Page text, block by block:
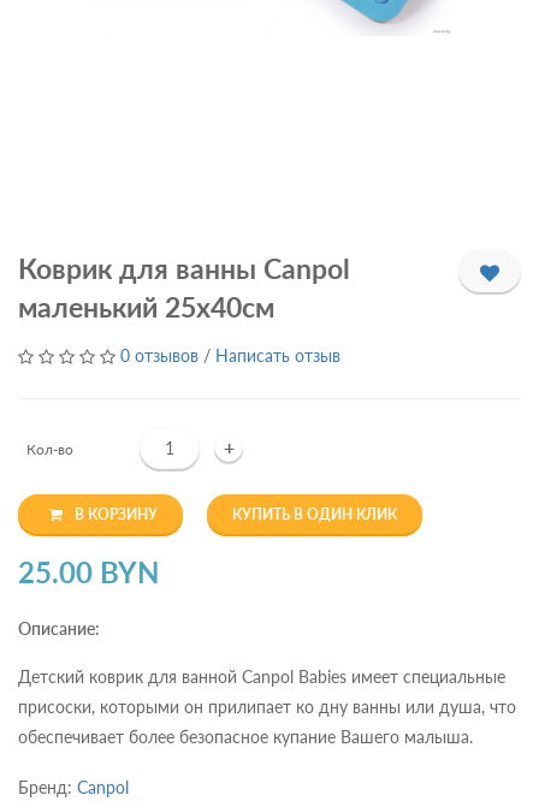
Коврик для ванны Canpol
маленький 25х40см
0 отзывов / Написать отзыв
Кол-во +
В КОРЗИНУ КУПИТЬ В ОДИН КЛИК
25.00 BYN
Описание:
Детский коврик для ванной Canpol Babies имеет специальные
присоски, которыми он прилипает ко дну ванны или душа, что
обеспечивает более безопасное купание Вашего малыша.
Бренд: Canpol